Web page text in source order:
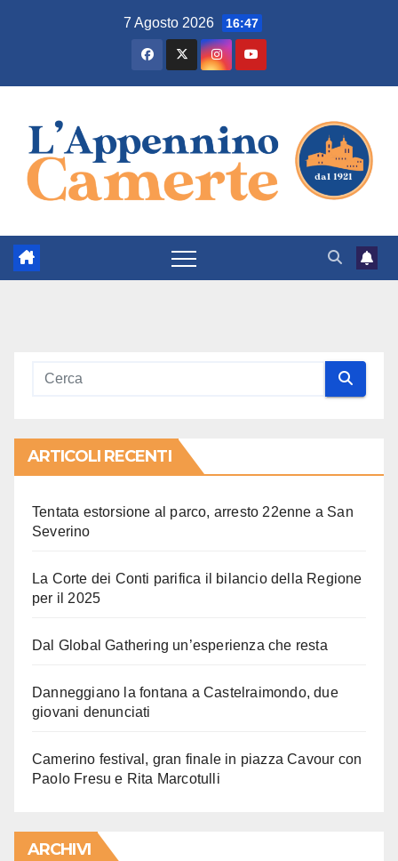
7 Agosto 2026 16:47
ARTICOLI RECENTI
Tentata estorsione al parco, arresto 22enne a San
Severino
La Corte dei Conti parifica il bilancio della Regione
per il 2025
Dal Global Gathering un’esperienza che resta
Danneggiano la fontana a Castelraimondo, due
giovani denunciati
Camerino festival, gran finale in piazza Cavour con
Paolo Fresu e Rita Marcotulli
ARCHIVI